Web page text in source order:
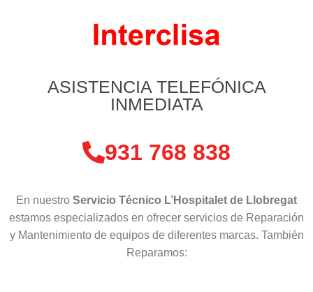
ASISTENCIA TELEFÓNICA
INMEDIATA
931 768 838
En nuestro Servicio Técnico L’Hospitalet de Llobregat
estamos especializados en ofrecer servicios de Reparación
y Mantenimiento de equipos de diferentes marcas. También
Reparamos: